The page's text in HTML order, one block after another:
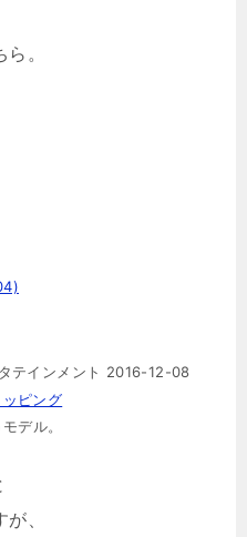
。
テインメント 2016-12-08
ピング
デル。
、